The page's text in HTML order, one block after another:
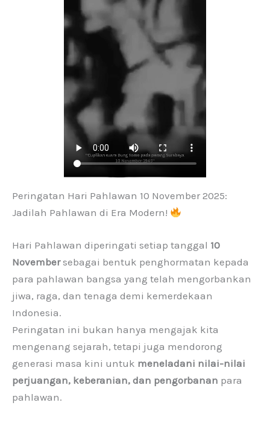
Peringatan Hari Pahlawan 10 November 2025:
Jadilah Pahlawan di Era Modern!
Hari Pahlawan diperingati setiap tanggal 10
Novembersebagai bentuk penghormatan kepada
para pahlawan bangsa yang telah mengorbankan
jiwa, raga, dan tenaga demi kemerdekaan
Indonesia.
Peringatan ini bukan hanya mengajak kita
mengenang sejarah, tetapi juga mendorong
generasi masa kini untuk meneladani nilai-nilai
perjuangan, keberanian, dan pengorbanan para
pahlawan.